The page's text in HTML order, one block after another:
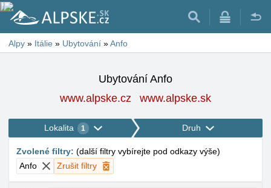
Alpy » Itálie » Ubytování »Anfo
Ubytování Anfo
www.alpske.cz
www.alpske.sk
Lokalita 1 Druh
Zvolené filtry: (další filtry vybírejte pod odkazy výše)
Anfo
Zrušit filtry